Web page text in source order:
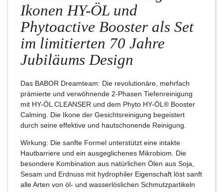
Ikonen HY-ÖL und
Phytoactive Booster als Set
im limitierten 70 Jahre
Jubiläums Design
Das BABOR Dreamteam: Die revolutionäre, mehrfach
prämierte und verwöhnende 2-Phasen Tiefenreinigung
mit HY-ÖL CLEANSER und dem Phyto HY-ÖL® Booster
Calming. Die Ikone der Gesichtsreinigung begeistert
durch seine effektive und hautschonende Reinigung.
Wirkung: Die sanfte Formel unterstützt eine intakte
Hautbarriere und ein ausgeglichenes Mikrobiom. Die
besondere Kombination aus natürlichen Ölen aus Soja,
Sesam und Erdnuss mit hydrophiler Eigenschaft löst sanft
alle Arten von öl- und wasserlöslichen Schmutzpartikeln